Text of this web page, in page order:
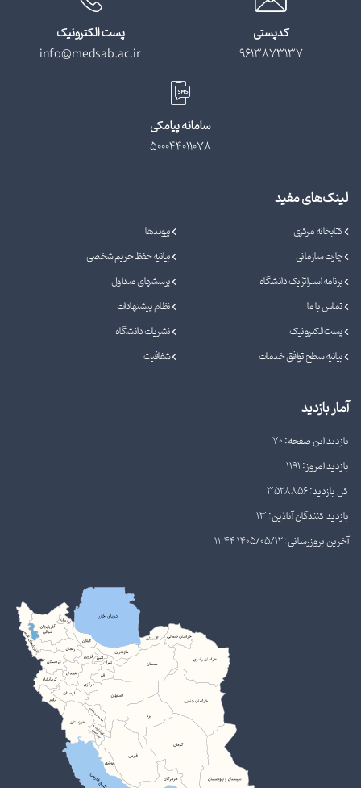
کدپستی
9613873137
پست الکترونیک
info@medsab.ac.ir
سامانه پیامکی
500044011078
لینک‌های مفید
کتابخانه مرکزی
پیوندها
چارت سازمانی
بیانیه حفظ حریم شخصی
برنامه استراتژیک دانشگاه
پرسشهای متداول
تماس با ما
نظام پیشنهادات
پست الکترونیک
نشریات دانشگاه
بیانیه سطح توافق خدمات
شفافیت
آمار بازدید
بازدید این صفحه: 70
بازدید امروز: 1191
کل بازدید: 3528856
بازدید کنندگان آنلاین: 13
آخرین بروزرسانی: 1405/05/12 11:44